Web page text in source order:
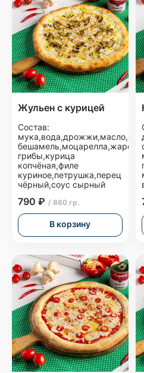
Жульен с курицей
Состав:
грибы,курица
копчёная,филе
куриное,петрушка,перец
чёрный,соус сырный
790 ₽ / 860 гр.
В корзину